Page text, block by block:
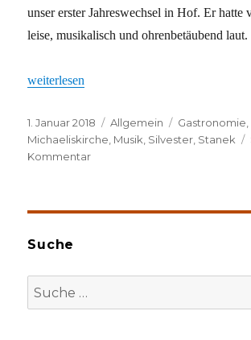
unser erster Jahreswechsel in Hof. Er hatte
leise, musikalisch und ohrenbetäubend laut.
„Frohes Neues Jahr!“
weiterlesen
Veröffentlicht
am
1. Januar 2018 Kategorien
Allgemein Schlagwörter
Gastronomie
Michaeliskirche Musik Silvester Stanek
Kommentarzu
Suche
Suche
nach: